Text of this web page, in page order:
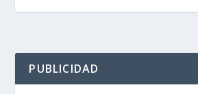
PUBLICIDAD